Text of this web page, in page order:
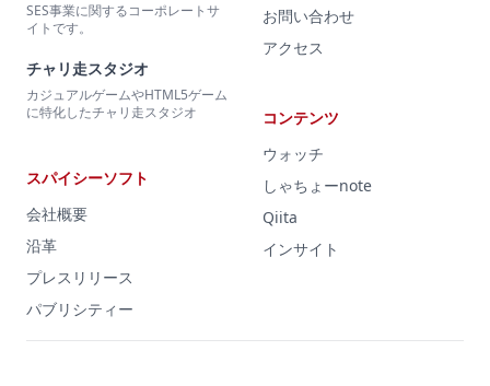
SES事業に関するコーポレートサ
イトです。
チャリ走スタジオ
カジュアルゲームやHTML5ゲーム
に特化したチャリ走スタジオ
スパイシーソフト
会社概要
沿革
プレスリリース
パブリシティー
お問い合わせ
アクセス
コンテンツ
ウォッチ
しゃちょーnote
Qiita
インサイト